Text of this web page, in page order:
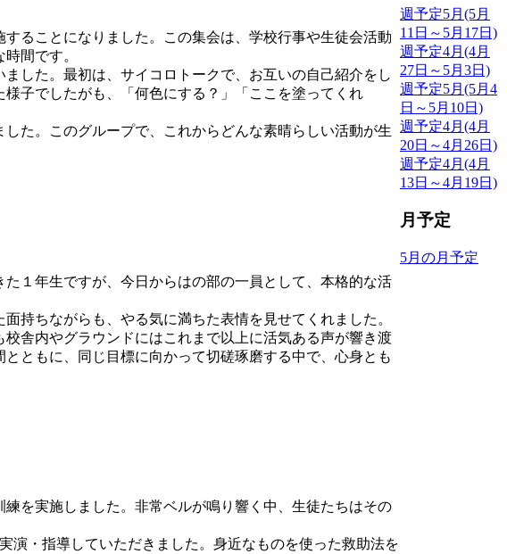
ることになりました。この集会は、学校行事や生徒会活動
間です。
した。最初は、サイコロトークで、お互いの自己紹介をし
子でしたがも、「何色にする？」「ここを塗ってくれ
た。このグループで、これからどんな素晴らしい活動が生
１年生ですが、今日からはの部の一員として、本格的な活
持ちながらも、やる気に満ちた表情を見せてくれました。
舎内やグラウンドにはこれまで以上に活気ある声が響き渡
ともに、同じ目標に向かって切磋琢磨する中で、心身とも
を実施しました。非常ベルが鳴り響く中、生徒たちはその
・指導していただきました。身近なものを使った救助法を
週予定5月(5月
11日～5月17日)
週予定4月(4月
27日～5月3日)
週予定5月(5月4
日～5月10日)
週予定4月(4月
20日～4月26日)
週予定4月(4月
13日～4月19日)
月予定
5月の月予定